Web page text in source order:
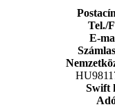
Tel./
E-
Swift